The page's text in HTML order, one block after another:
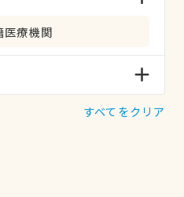
医療機関
すべてをクリア